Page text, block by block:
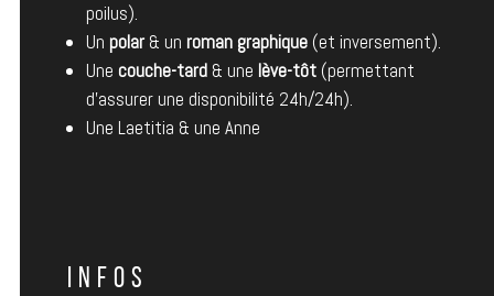
poilus).
Un polar& un roman graphique(et inversement).
Une couche-tard& une lève-tôt(permettant
d’assurer une disponibilité 24h/24h).
Une Laetitia & une Anne
INFOS